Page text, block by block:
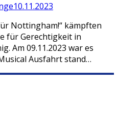
10.11.2023
Nottingham!“ kämpften
für Gerechtigkeit in
Am 09.11.2023 war es
Ausfahrt stand…